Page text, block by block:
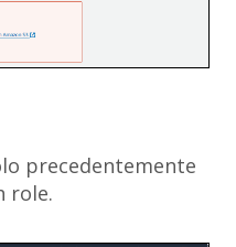
precedentemente
role.